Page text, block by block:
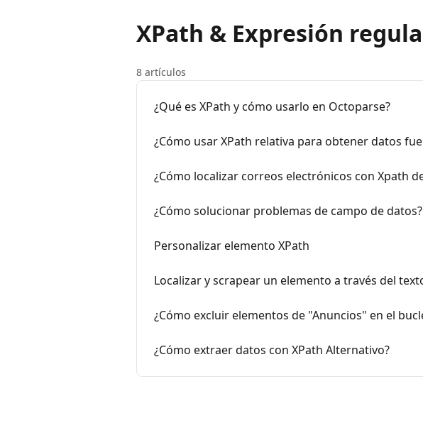
XPath & Expresión
8 artículos
¿Qué es XPath y cómo usarlo en Octoparse?
¿Cómo usar XPath relativa para obtener datos
¿Cómo localizar correos electrónicos con Xpath
¿Cómo solucionar problemas de campo de
Personalizar elemento XPath
Localizar y scrapear un elemento a través del
¿Cómo excluir elementos de "Anuncios" en el
¿Cómo extraer datos con XPath Alternativo?